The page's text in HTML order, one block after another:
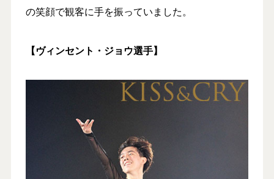
の笑顔で観客に手を振っていました。
【ヴィンセント・ジョウ選手】